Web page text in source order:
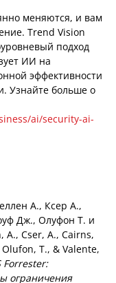
меняются, и вам
Trend Vision
подход
ИИ на
эффективности
Узнайте больше о
ai/security-ai-
А., Ксер А.,
Дж., Олуфон Т. и
A., Cser, A., Cairns,
T., & Valente,
Forrester:
ограничения